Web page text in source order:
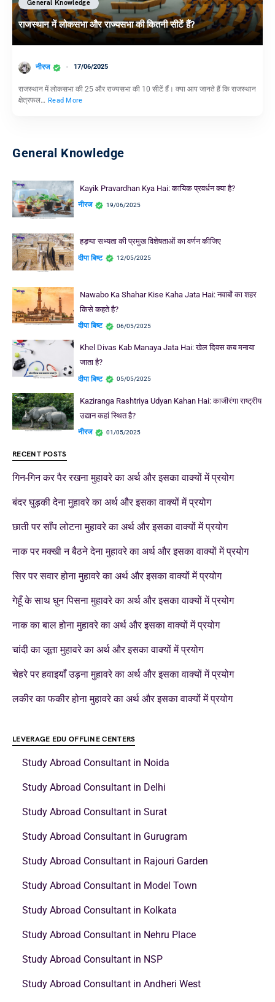
General Knowledge
राजस्थान में लोकसभा और राज्यसभा की कितनी सीटें हैं?
नीरज 17/06/2025
राजस्थान में लोकसभा की 25 और राज्यसभा की 10 सीटें हैं। क्या आप जानते हैं कि राजस्थान
क्षेत्रफल… Read More
General Knowledge
Kayik Pravardhan Kya Hai: कायिक प्रवर्धन क्या है?
नीरज 19/06/2025
हड़प्पा सभ्यता की प्रमुख विशेषताओं का वर्णन कीजिए
दीपा बिष्ट 12/05/2025
Nawabo Ka Shahar Kise Kaha Jata Hai: नवाबों का शहर
किसे कहते है?
दीपा बिष्ट 06/05/2025
Khel Divas Kab Manaya Jata Hai: खेल दिवस कब मनाया
जाता है?
दीपा बिष्ट 05/05/2025
Kaziranga Rashtriya Udyan Kahan Hai: काजीरंगा राष्ट्रीय
उद्यान कहां स्थित है?
नीरज 01/05/2025
RECENT POSTS
गिन-गिन कर पैर रखना मुहावरे का अर्थ और इसका वाक्यों में प्रयोग
बंदर घुड़की देना मुहावरे का अर्थ और इसका वाक्यों में प्रयोग
छाती पर साँप लोटना मुहावरे का अर्थ और इसका वाक्यों में प्रयोग
नाक पर मक्खी न बैठने देना मुहावरे का अर्थ और इसका वाक्यों में प्रयोग
सिर पर सवार होना मुहावरे का अर्थ और इसका वाक्यों में प्रयोग
गेहूँ के साथ घुन पिसना मुहावरे का अर्थ और इसका वाक्यों में प्रयोग
नाक का बाल होना मुहावरे का अर्थ और इसका वाक्यों में प्रयोग
चांदी का जूता मुहावरे का अर्थ और इसका वाक्यों में प्रयोग
चेहरे पर हवाइयाँ उड़ना मुहावरे का अर्थ और इसका वाक्यों में प्रयोग
लकीर का फकीर होना मुहावरे का अर्थ और इसका वाक्यों में प्रयोग
LEVERAGE EDU OFFLINE CENTERS
Study Abroad Consultant in Noida
Study Abroad Consultant in Delhi
Study Abroad Consultant in Surat
Study Abroad Consultant in Gurugram
Study Abroad Consultant in Rajouri Garden
Study Abroad Consultant in Model Town
Study Abroad Consultant in Kolkata
Study Abroad Consultant in Nehru Place
Study Abroad Consultant in NSP
Study Abroad Consultant in Andheri West